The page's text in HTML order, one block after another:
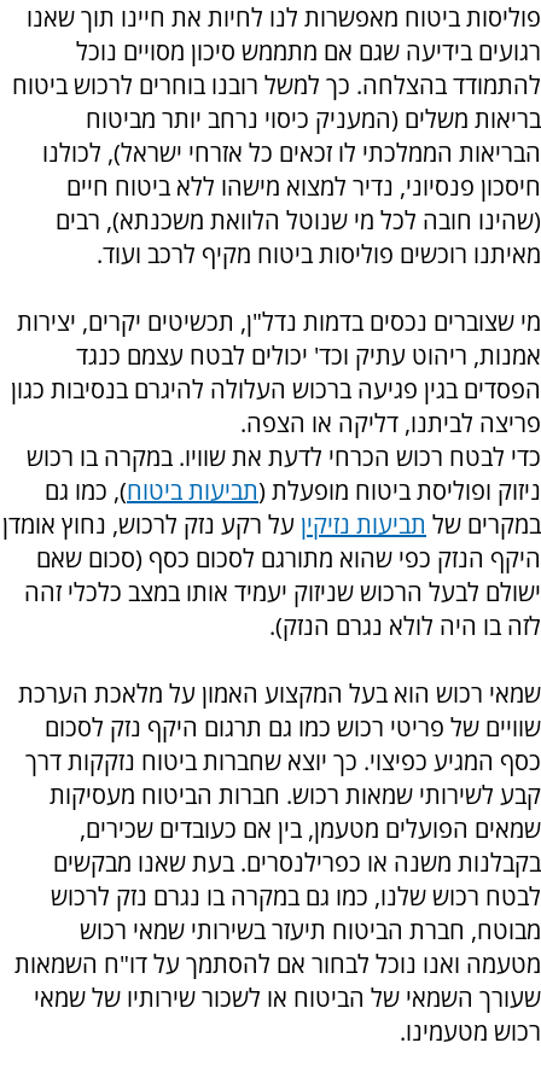
פוליסות ביטוח מאפשרות לנו לחיות את חיינו תוך שאנו
רגועים בידיעה שגם אם מתממש סיכון מסויים נוכל
להתמודד בהצלחה. כך למשל רובנו בוחרים לרכוש ביטוח
בריאות משלים (המעניק כיסוי נרחב יותר מביטוח
הבריאות הממלכתי לו זכאים כל אזרחי ישראל), לכולנו
חיסכון פנסיוני, נדיר למצוא מישהו ללא ביטוח חיים
(שהינו חובה לכל מי שנוטל הלוואת משכנתא), רבים
מאיתנו רוכשים פוליסות ביטוח מקיף לרכב ועוד.
מי שצוברים נכסים בדמות נדל"ן, תכשיטים יקרים, יצירות
אמנות, ריהוט עתיק וכד' יכולים לבטח עצמם כנגד
הפסדים בגין פגיעה ברכוש העלולה להיגרם בנסיבות כגון
פריצה לביתנו, דליקה או הצפה.
כדי לבטח רכוש הכרחי לדעת את שוויו. במקרה בו רכוש
ניזוק ופוליסת ביטוח מופעלת (תביעות ביטוח), כמו גם
במקרים של תביעות נזיקין על רקע נזק לרכוש, נחוץ אומדן
היקף הנזק כפי שהוא מתורגם לסכום כסף (סכום שאם
ישולם לבעל הרכוש שניזוק יעמיד אותו במצב כלכלי זהה
לזה בו היה לולא נגרם הנזק).
שמאי רכוש הוא בעל המקצוע האמון על מלאכת הערכת
שוויים של פריטי רכוש כמו גם תרגום היקף נזק לסכום
כסף המגיע כפיצוי. כך יוצא שחברות ביטוח נזקקות דרך
קבע לשירותי שמאות רכוש. חברות הביטוח מעסיקות
שמאים הפועלים מטעמן, בין אם כעובדים שכירים,
בקבלנות משנה או כפרילנסרים. בעת שאנו מבקשים
לבטח רכוש שלנו, כמו גם במקרה בו נגרם נזק לרכוש
מבוטח, חברת הביטוח תיעזר בשירותי שמאי רכוש
מטעמה ואנו נוכל לבחור אם להסתמך על דו"ח השמאות
שעורך השמאי של הביטוח או לשכור שירותיו של שמאי
רכוש מטעמינו.